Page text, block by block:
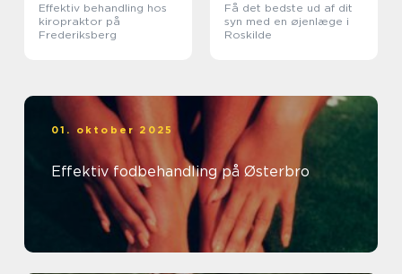
Effektiv behandling hos
kiropraktor på
Frederiksberg
Få det bedste ud af dit
syn med en øjenlæge i
Roskilde
01. oktober 2025
Effektiv fodbehandling på Østerbro